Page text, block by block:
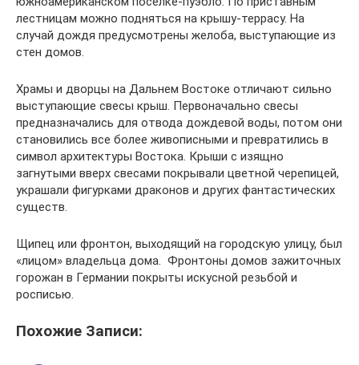
лестницам можно подняться на крышу-террасу. На
случай дождя предусмотрены желоба, выступающие из
стен домов.
Храмы и дворцы на Дальнем Востоке отличают сильно
выступающие свесы крыш. Первоначально свесы
предназначались для отвода дождевой воды, потом они
становились все более живописными и превратились в
символ архитектуры Востока. Крыши с изящно
загнутыми вверх свесами покрывали цветной черепицей,
украшали фигурками драконов и других фантастических
существ.
Щипец или фронтон, выходящий на городскую улицу, был
«лицом» владельца дома. Фронтоны домов зажиточных
горожан в Германии покрыты искусной резьбой и
росписью.
Похожие Записи: